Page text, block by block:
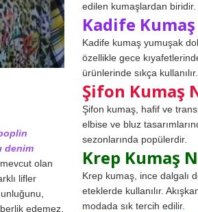
denim
olan
lifler
edemez.
edilen kumaşlardan biridir.
Kadife
Kadife kumaş yumuşak
özellikle gece
ürünlerinde sıkça kullanılır.
Şifon Kumaş
Şifon kumaş, hafif ve
elbise ve bluz
sezonlarında popülerdir.
Krep Kumaş
Krep kumaş, ince dalgalı
eteklerde kullanılır.
modada sık tercih edilir.